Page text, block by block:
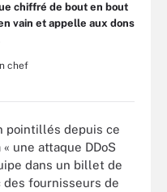
chiffré de bout en bout
vain et appelle aux dons
chef
pointillés depuis ce
une attaque DDoS
dans un billet de
des fournisseurs de